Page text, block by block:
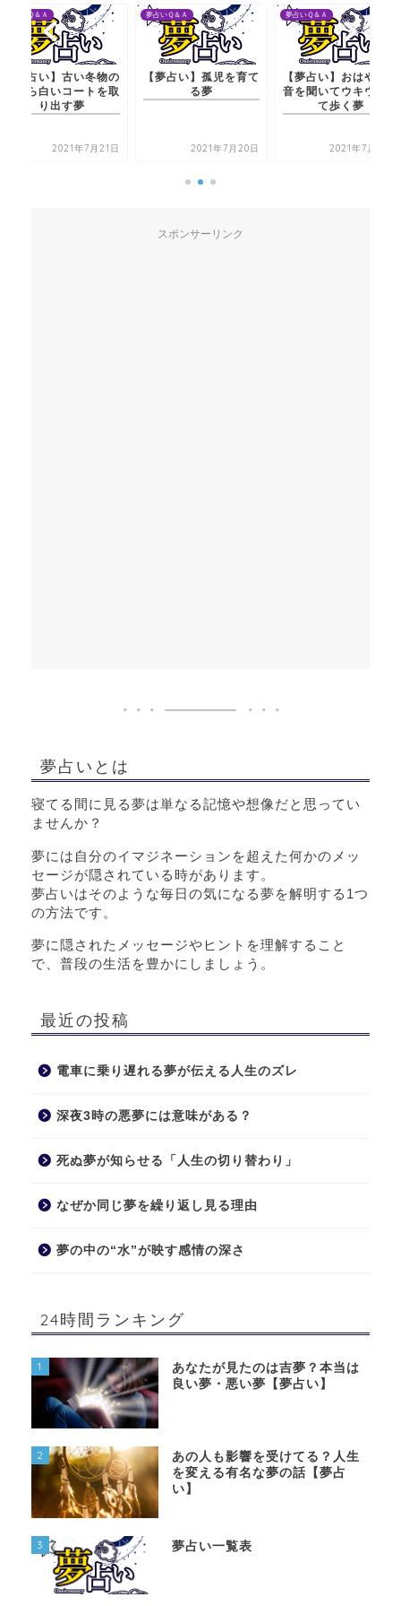
夢占いＱ＆Ａ
【夢占い】孤児を育て
る夢
2021年7月20日
夢占いＱ＆Ａ
【夢占い】おはやしの
音を聞いてウキウキし
2021年7月22日
夢占いＱ＆Ａ
【夢占い】古い冬物の
服から白いコートを取
2021年7月21日
スポンサーリンク
夢占いとは
寝てる間に見る夢は単なる記憶や想像だと思ってい
ませんか？
夢には自分のイマジネーションを超えた何かのメッ
セージが隠されている時があります。
夢占いはそのような毎日の気になる夢を解明する1つ
の方法です。
夢に隠されたメッセージやヒントを理解すること
で、普段の生活を豊かにしましょう。
最近の投稿
電車に乗り遅れる夢が伝える人生のズレ
深夜3時の悪夢には意味がある？
死ぬ夢が知らせる「人生の切り替わり」
なぜか同じ夢を繰り返し見る理由
夢の中の“水”が映す感情の深さ
24時間ランキング
1
あなたが見たのは吉夢？本当は
良い夢・悪い夢【夢占い】
2
あの人も影響を受けてる？人生
を変える有名な夢の話【夢占
い】
3 夢占い一覧表